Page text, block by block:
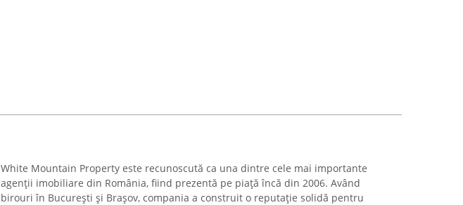
White Mountain Property este recunoscută ca una dintre cele mai importante
agenții imobiliare din România, fiind prezentă pe piață încă din 2006. Având
birouri în București și Brașov, compania a construit o reputație solidă pentru